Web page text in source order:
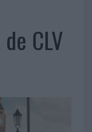
CLV